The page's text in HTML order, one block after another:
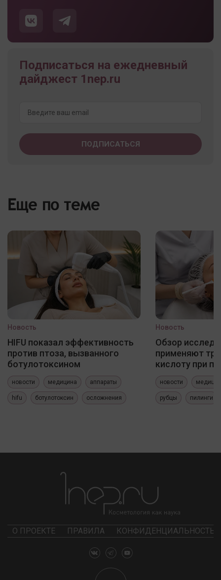
Подписаться на ежедневный
дайджест 1nep.ru
Еще по теме
Новость
HIFU показал эффективность
против птоза, вызванного
ботулотоксином
новости медицина аппараты
hifu ботулотоксин осложнения
Новость
Обзор
применяют
кислоту при
новости
рубцы пилинги
О ПРОЕКТЕ ПРАВИЛА КОНФИДЕНЦИАЛЬНОСТЬ